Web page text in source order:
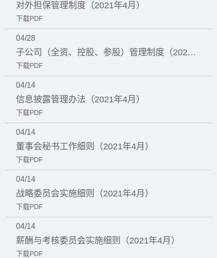
对外担保管理制度（2021年4月）
下载PDF
04/28
子公司（全资、控股、参股）管理制度（2021年4月）
下载PDF
04/14
信息披露管理办法（2021年4月）
下载PDF
04/14
董事会秘书工作细则（2021年4月）
下载PDF
04/14
战略委员会实施细则（2021年4月）
下载PDF
04/14
薪酬与考核委员会实施细则（2021年4月）
下载PDF